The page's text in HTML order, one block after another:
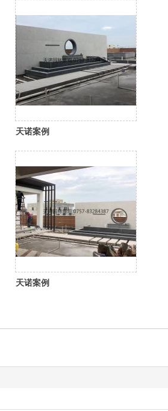
天诺案例
天诺案例